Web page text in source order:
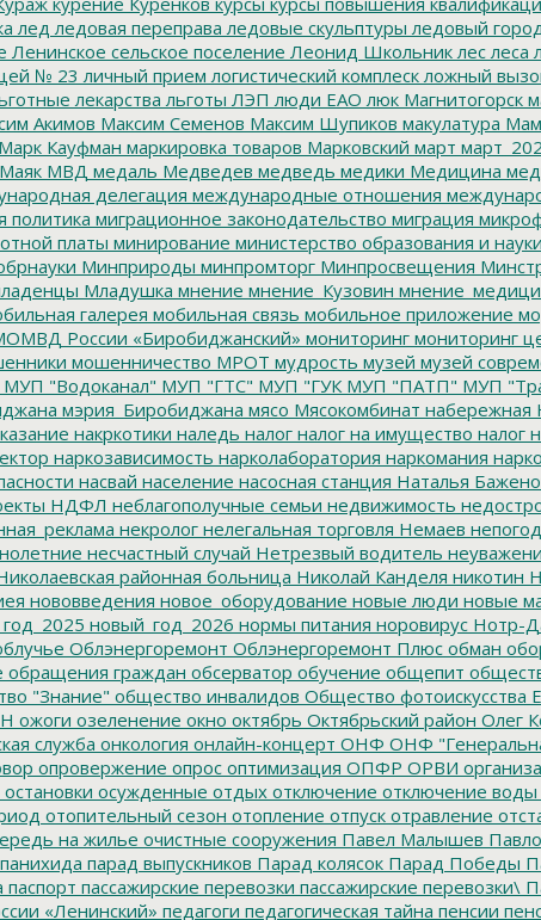
лед ледовая переправа ледовые скульптуры ледовый
Ленинское сельское поселение Леонид Школьник лес леса
№ 23 личный прием логистический комплеск ложный
лекарства льготы ЛЭП люди ЕАО люк Магнитогорск
Акимов Максим Семенов Максим Шупиков макулатура
Марк Кауфман маркировка товаров Марковский март
Маяк МВД медаль Медведев медведь медики Медицина
делегация международные отношения
политика миграционное законодательство миграция
платы минирование министерство образования и
Минприроды минпромторг Минпросвещения
Младушка мнение мнение_Кузовин
галерея мобильная связь мобильное приложение
России «Биробиджанский» мониторинг мониторинг
мошенничество МРОТ мудрость музей музей
МУП "Водоканал" МУП "ГТС" МУП "ГУК МУП "ПАТП" МУП
мэрия_Биробиджана мясо Мясокомбинат набережная
накркотики наледь налог налог на имущество налог
наркозависимость нарколаборатория наркомания
насвай население насосная станция Наталья
НДФЛ неблагополучные семьи недвижимость
некролог нелегальная торговля Немаев
несчастный случай Нетрезвый водитель
районная больница Николай Канделя никотин
нововведения новое_оборудование новые люди новые
новый_год_2026 нормы питания норовирус Нотр-
Облэнергоремонт Облэнергоремонт Плюс обман
обращения граждан обсерватор обучение общепит
"Знание" общество инвалидов Общество фотоискусства
ожоги озеленение окно октябрь Октябрьский район Олег
служба онкология онлайн-концерт ОНФ ОНФ
опровержение опрос оптимизация ОПФР ОРВИ
остановки осужденные отдых отключение отключение воды
отопительный сезон отопление отпуск отравление
на жилье очистные сооружения Павел Малышев
панихида парад выпускников Парад колясок Парад Победы
паспорт пассажирские перевозки пассажирские перевозки\
«Ленинский» педагоги педагогическая тайна пенсии